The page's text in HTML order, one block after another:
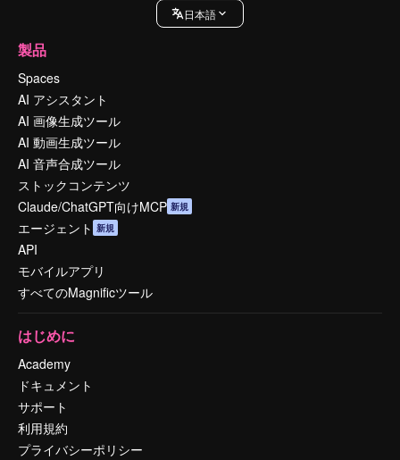
日本語
製品
Spaces
AI アシスタント
AI 画像生成ツール
AI 動画生成ツール
AI 音声合成ツール
ストックコンテンツ
Claude/ChatGPT向けMCP 新規
エージェント 新規
API
モバイルアプリ
すべてのMagnificツール
はじめに
Academy
ドキュメント
サポート
利用規約
プライバシーポリシー